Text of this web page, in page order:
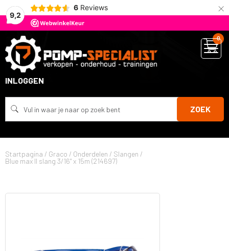
9,2
6 Reviews ×
ZOEK
INLOGGEN
0
Startpagina / Graco / Onderdelen / Slangen /
Blue max II slang 3/16" x 15m (214697)